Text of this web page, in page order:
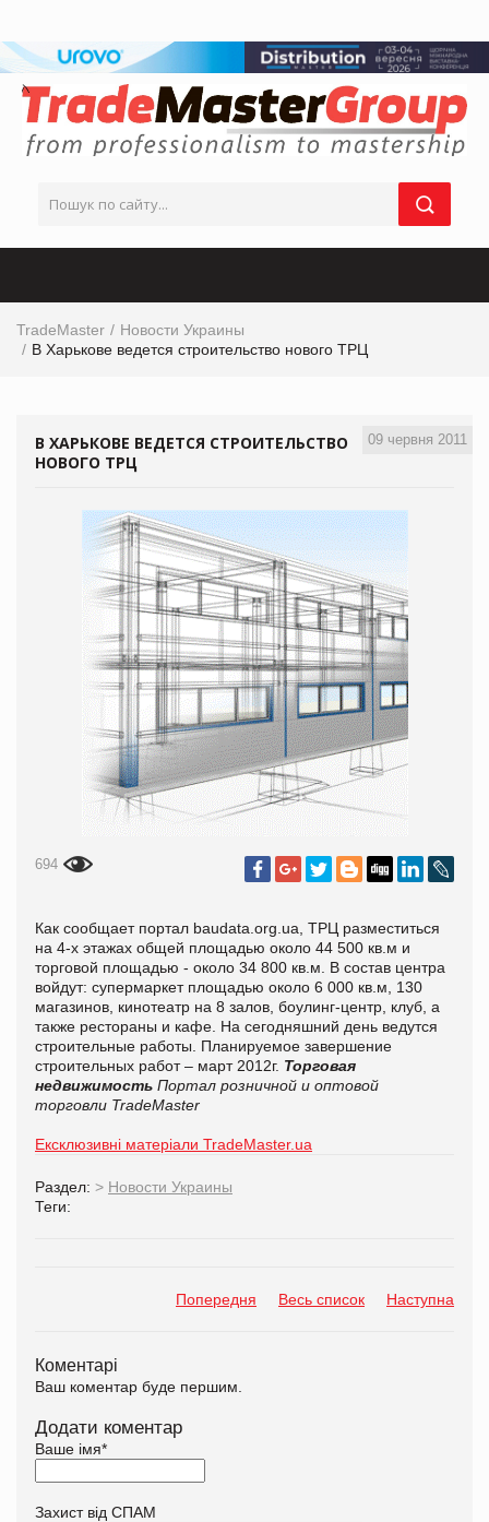
TradeMaster
Новости Украины
В Харькове ведется строительство нового ТРЦ
09 червня 2011
В ХАРЬКОВЕ ВЕДЕТСЯ СТРОИТЕЛЬСТВО
НОВОГО ТРЦ
694
Как сообщает портал baudata.org.ua, ТРЦ разместиться
на 4-х этажах общей площадью около 44 500 кв.м и
торговой площадью - около 34 800 кв.м. В состав центра
войдут: супермаркет площадью около 6 000 кв.м, 130
магазинов, кинотеатр на 8 залов, боулинг-центр, клуб, а
также рестораны и кафе. На сегодняшний день ведутся
строительные работы. Планируемое завершение
строительных работ – март 2012г. Торговая
недвижимость Портал розничной и оптовой
торговли TradeMaster
Ексклюзивні матеріали TradeMaster.ua
Раздел: > Новости Украины
Теги:
Попередня Весь список Наступна
Коментарі
Ваш коментар буде першим.
Додати коментар
Ваше імя*
Захист від СПАМ